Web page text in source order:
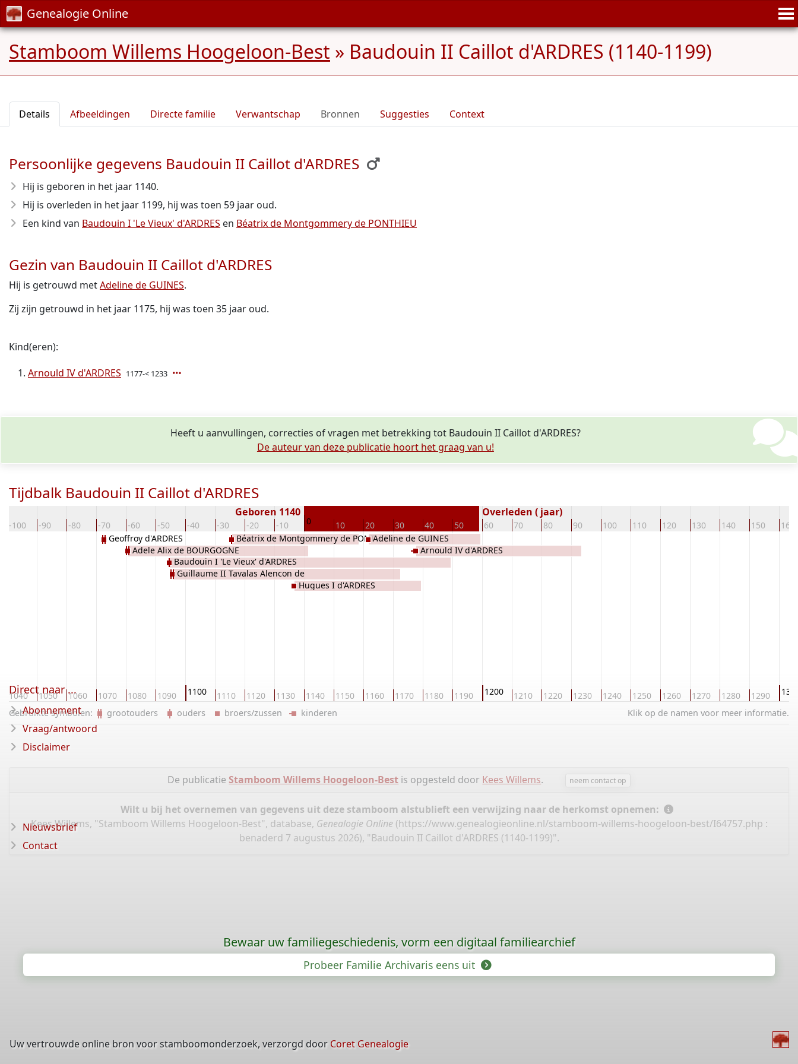
Genealogie Online
Stamboom Willems Hoogeloon-Best » Baudouin II Caillot d'ARDRES (1140-1199)
Details Afbeeldingen Directe familie Verwantschap Bronnen Suggesties Context
Persoonlijke gegevens Baudouin II Caillot d'ARDRES
Hij is geboren in het jaar 1140.
Hij is overleden in het jaar 1199, hij was toen 59 jaar oud.
Een kind van Baudouin I 'Le Vieux' d'ARDRES en Béatrix de Montgommery de PONTHIEU
Gezin van Baudouin II Caillot d'ARDRES
Hij is getrouwd metAdeline de GUINES.
Zij zijn getrouwd in het jaar 1175, hij was toen 35 jaar oud.
Kind(eren):
Arnould IV d'ARDRES 1177-< 1233
Heeft u aanvullingen, correcties of vragen met betrekking tot Baudouin II Caillot d'ARDRES?
De auteur van deze publicatie hoort het graag van u!
Tijdbalk Baudouin II Caillot d'ARDRES
-100 -90 -80 -70 -60 -50 -40 -30 -20 -10 0 10 20 30 40 50 60 70 80 90 100 110 120 130 140 150 160
Geboren 1140 Overleden ( jaar)
1040 1050 1060 1070 1080 1090 1100 1110 1120 1130 1140 1150 1160 1170 1180 1190 1200 1210 1220 1230 1240 1250 1260 1270 1280 1290
Geoffroy d'ARDRES
Adele Alix de BOURGOGNE
Baudouin I 'Le Vieux' d'ARDRES
Guillaume II Tavalas Alencon de
Béatrix de Montgommery de PONTHIEU
Hugues I d'ARDRES
Adeline de GUINES
Arnould IV d'ARDRES
Klik op de namen voor meer informatie.
Gebruikte symbolen: grootouders ouders broers/zussen kinderen
De publicatieStamboom Willems Hoogeloon-Best is opgesteld door Kees Willems. neem contact op
Wilt u bij het overnemen van gegevens uit deze stamboom alstublieft een verwijzing naar de herkomst opnemen:
Kees Willems, "Stamboom Willems Hoogeloon-Best", database, Genealogie Online (https://www.genealogieonline.nl/stamboom-willems-hoogeloon-best/I64757.php :
benaderd 7 augustus 2026), "Baudouin II Caillot d'ARDRES (1140-1199)".
Direct naar ...
Abonnement
Vraag/antwoord
Disclaimer
Nieuwsbrief
Contact
Bewaar uw familiegeschiedenis, vorm een digitaal familiearchief
Probeer Familie Archivaris eens uit
Uw vertrouwde online bron voor stamboomonderzoek, verzorgd door Coret Genealogie